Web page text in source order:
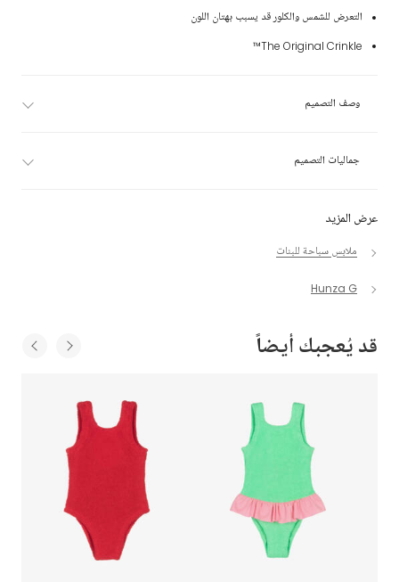
عرض المزيد
ملابس سباحة للبنات
Hunza G
التعرض للشمس والكلور قد يسبب بهتان اللون
The Original Crinkle™
وصف التصميم
جماليات التصميم
قد يُعجبك أيضاً